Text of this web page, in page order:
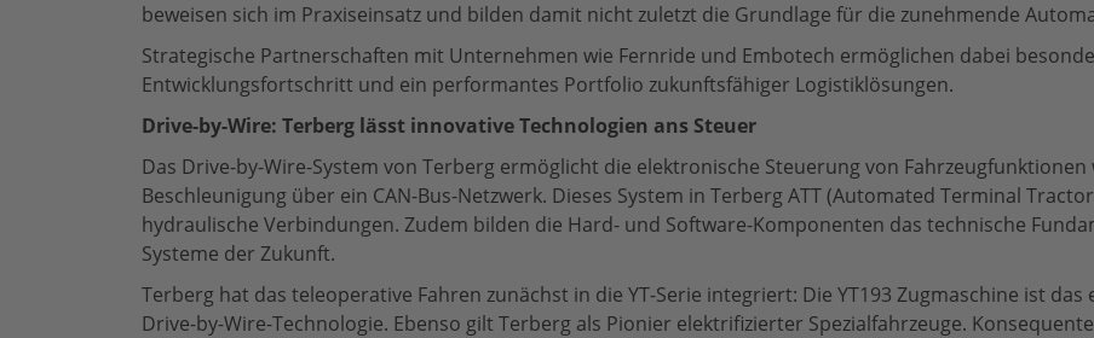
beweisen sich im Praxiseinsatz und bilden damit nicht zuletzt die Grundlage für die zunehmende
Strategische Partnerschaften mit Unternehmen wie Fernride und Embotech ermöglichen dabei
Entwicklungsfortschritt und ein performantes Portfolio zukunftsfähiger Logistiklösungen.
Drive-by-Wire: Terberg lässt innovative Technologien ans Steuer
Das Drive-by-Wire-System von Terberg ermöglicht die elektronische Steuerung von Fahrzeugfunktionen
Beschleunigung über ein CAN-Bus-Netzwerk. Dieses System in Terberg ATT (Automated Terminal
hydraulische Verbindungen. Zudem bilden die Hard- und Software-Komponenten das technische
Systeme der Zukunft.
Terberg hat das teleoperative Fahren zunächst in die YT-Serie integriert: Die YT193 Zugmaschine ist
Drive-by-Wire-Technologie. Ebenso gilt Terberg als Pionier elektrifizierter Spezialfahrzeuge.